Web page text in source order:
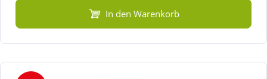
In den Warenkorb